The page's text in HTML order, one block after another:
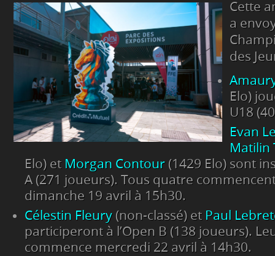
Cette
a
des
Elo)
U18
Evan
Matilin
Elo) etMorgan Contour (1429 Elo) sont
A (271 joueurs). Tous quatre
dimanche 19 avril à 15h30.
Célestin Fleury (non-classé) et Paul
participeront à l’Open B (138 joueurs).
commence mercredi 22 avril à 14h30.